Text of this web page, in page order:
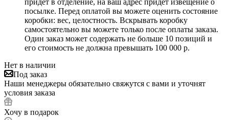
посылке. Перед оплатой вы можете оценить состояние
коробки: вес, целостность. Вскрывать коробку
самостоятельно вы можете только после оплаты заказа.
Один заказ может содержать не больше 10 позиций и
его стоимость не должна превышать 100 000 р.
Нет в наличии
Под заказ
Наши менеджеры обязательно свяжутся с вами и уточнят
условия заказа
Хочу в подарок